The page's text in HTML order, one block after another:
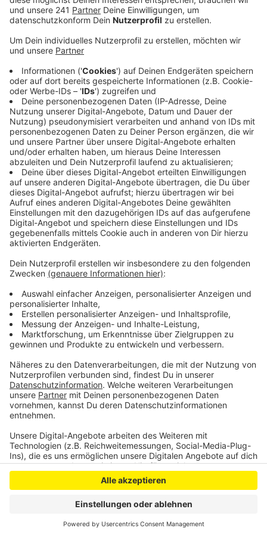
Anzeige
ersehnten Fahrradboxen an den Leverkusener
Bahnhöfen geliefert und installiert.
Veröffentlicht:Freitag, 19.11.2021 11:33
Anzeige
Fünf Anlagen mit je zwölf Einzelboxen – die kommen
an die Bahnhöfe inWiesdorf, Rheindorf, Küppersteg,
Manfort sowie dem Endpunkt der Straßenbahnlinie 4 in
Schlebusch. Bis die richtig genutzt werden können
dauert es laut Stadt dann aber voraussichtlich bis
Februar. Denn erstmal müssen die Anlagen von der EVL
ans Stromnetz angeschlossen werden und dann
müssen Techniker die Anlage noch richtig einrichten.
Die S-Bahn-Station in Rheindorf soll neben neuen
Fahrradabstellmöglichkeiten auch zusätzliche
Stellflächen für Autos bekommen. Zu den bisher knapp
über 100 verfügbaren Parkplätzen sollen 70 weitere
Planungsausschuss jetzt beschlossen.
Anzeige
Anzeige